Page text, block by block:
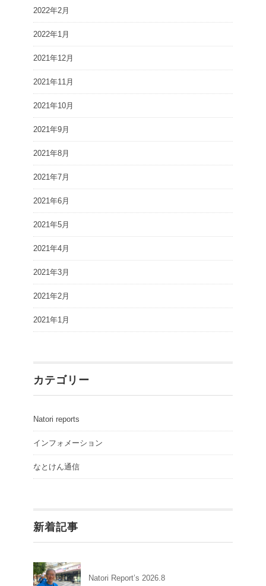
2022年2月
2022年1月
2021年12月
2021年11月
2021年10月
2021年9月
2021年8月
2021年7月
2021年6月
2021年5月
2021年4月
2021年3月
2021年2月
2021年1月
カテゴリー
Natori reports
インフォメーション
なとけん通信
新着記事
Natori Report’s 2026.8